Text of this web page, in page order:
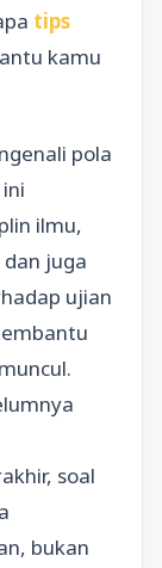
tips
kamu
pola
ilmu,
juga
ujian
soal
bukan